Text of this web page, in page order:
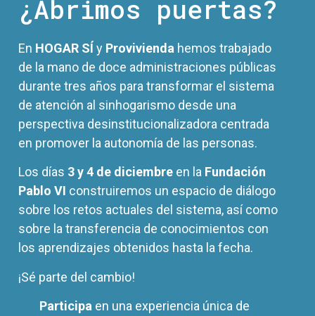
¿Abrimos puertas?
En HOGAR SÍ y Provivienda hemos trabajado
de la mano de doce administraciones públicas
durante tres años para transformar el sistema
de atención al sinhogarismo desde una
perspectiva desinstitucionalizadora centrada
en promover la autonomía de las personas.
Los días 3 y 4 de diciembre en la Fundación
Pablo VI construiremos un espacio de diálogo
sobre los retos actuales del sistema, así como
sobre la transferencia de conocimientos con
los aprendizajes obtenidos hasta la fecha.
¡Sé parte del cambio!
Participa en una experiencia única de